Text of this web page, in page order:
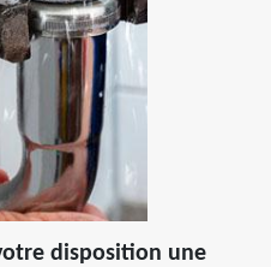
disposition une